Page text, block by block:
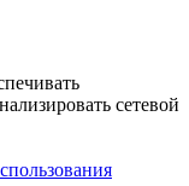
сетевой